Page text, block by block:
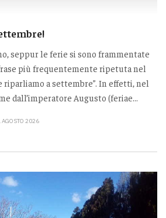
seppur le ferie si sono frammentate
più frequentemente ripetuta nel
riparliamo a settembre”. In effetti, nel
dall’imperatore Augusto (feriae...
AGOSTO 2026